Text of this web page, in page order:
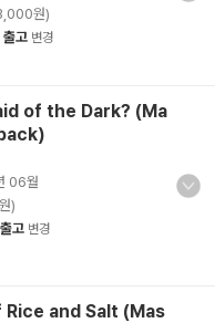
원)
고 변경
of the Dark? (Ma
06월
)
고 변경
Rice and Salt (Mas